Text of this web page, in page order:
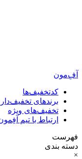
آفِ‌مون
کدتخفیف‌ها
برندهای تخفیف‌دار
تخفیف‌های ویژه
ارتباط با تیم
فهرست
دسته بندی
×